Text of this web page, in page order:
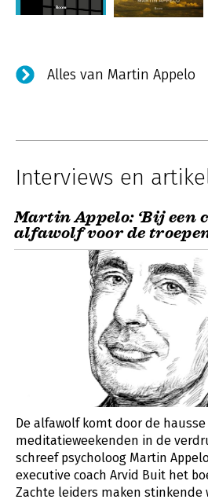
Alles van Martin Appelo
Interviews en
Martin Appelo: ‘Bij een
alfawolf voor de
De alfawolf komt door de
meditatieweekenden in de
schreef psycholoog Martin
executive coach Arvid Buit het
Zachte leiders maken stinkende